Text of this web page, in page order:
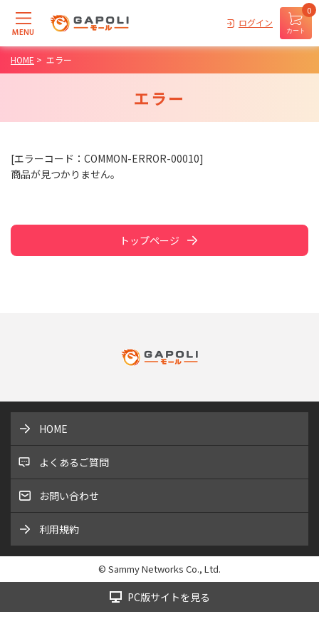
MENU
ログイン
カート
0
HOME > エラー
エラー
[エラーコード：COMMON-ERROR-00010]
商品が見つかりません。
トップページ
HOME
よくあるご質問
お問い合わせ
利用規約
© Sammy Networks Co., Ltd.
PC版サイトを見る